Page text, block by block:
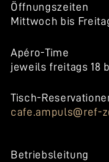
Öffnungszeiten
Mittwoch bis
Apéro-Time
jeweils freitags 18
Tisch-
cafe.ampuls@ref-
Betriebsleitung